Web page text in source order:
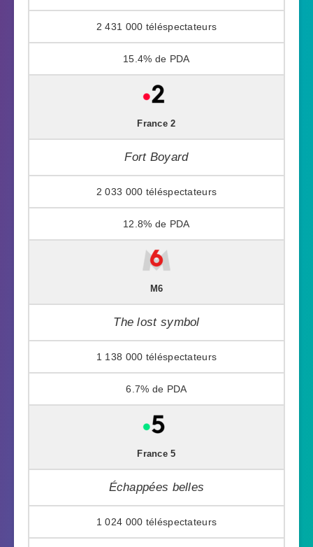
2 431 000
15.4%
France 2
Fort Boyard
2 033 000
12.8%
M6
The lost symbol
1 138 000
6.7%
France 5
Échappées belles
1 024 000